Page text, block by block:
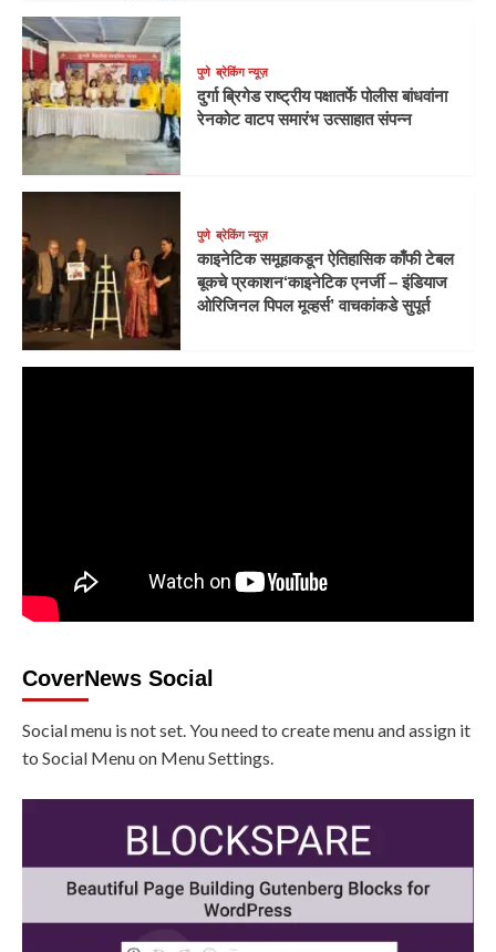
पुणे ब्रेकिंग न्यूज़
दुर्गा ब्रिगेड राष्ट्रीय पक्षातर्फे पोलीस बांधवांना
रेनकोट वाटप समारंभ उत्साहात संपन्न
पुणे ब्रेकिंग न्यूज़
काइनेटिक समूहाकडून ऐतिहासिक काँफी टेबल
बूकचे प्रकाशन‘काइनेटिक एनर्जी – इंडियाज
ओरिजिनल पिपल मूव्हर्स’ वाचकांकडे सुपूर्त
CoverNews Social
Social menu is not set. You need to create menu and assign it
to Social Menu on Menu Settings.